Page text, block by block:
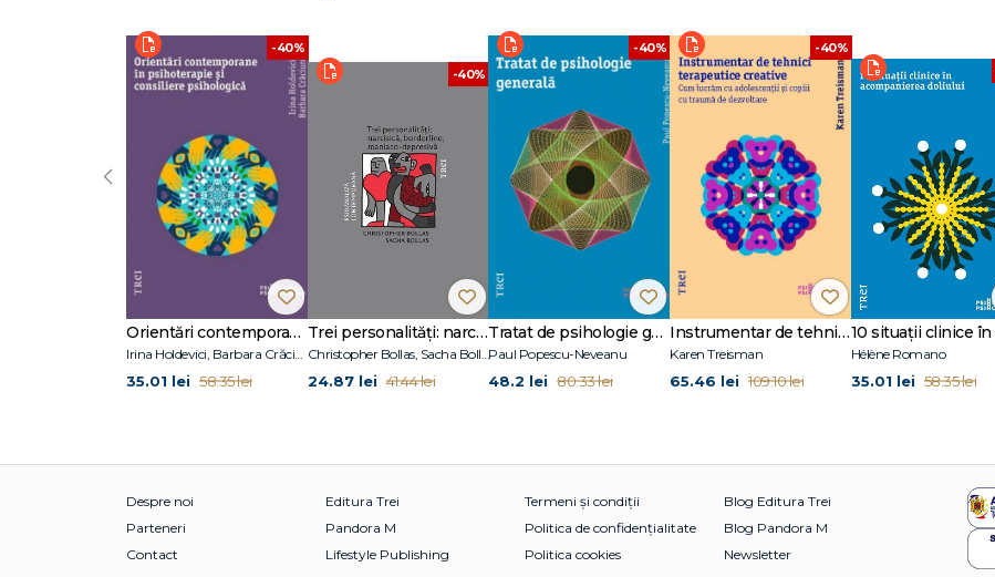
-40%
Orientări contemporane în psihoterapie și consiliere psihologică
35.01 lei 58.35 lei
-40%
Trei personalități: narcisică, borderline, maniaco-depresivă
Christopher Bollas, Sacha Bollas
24.87 lei 41.44 lei
-40%
Tratat de psihologie generală
Paul Popescu-Neveanu
48.2 lei 80.33 lei
-40%
Instrumentar de tehnici terapeutice creative
Karen Treisman
65.46 lei 109.10 lei
Hélène Romano
35.01 lei 58.35 lei
‹
Despre noi
Parteneri
Contact
Editura Trei
Pandora M
Lifestyle Publishing
Termeni și condiții
Politica de confidențialitate
Politica cookies
Blog Editura Trei
Blog Pandora M
Newsletter